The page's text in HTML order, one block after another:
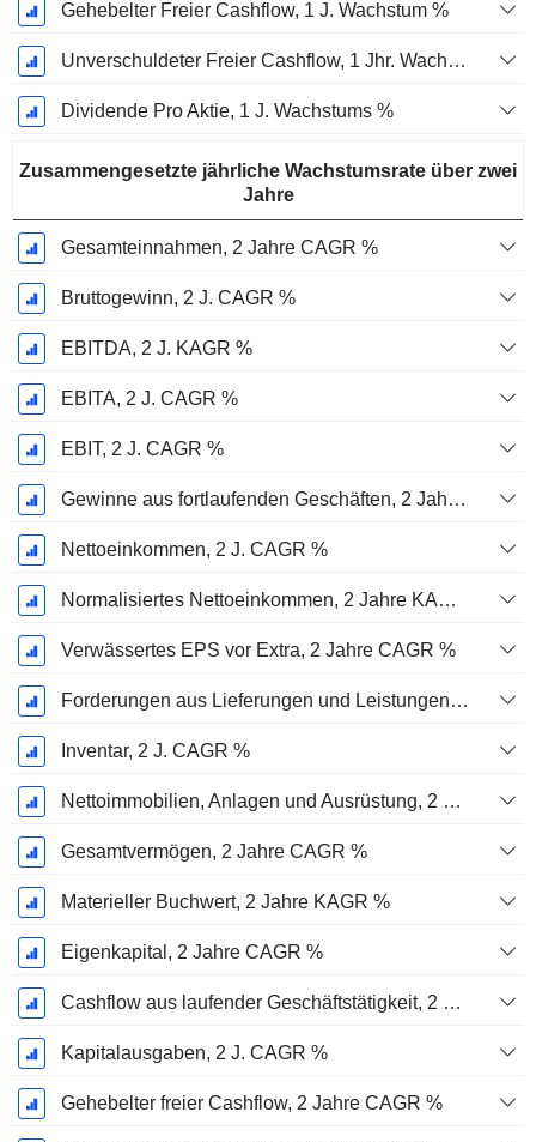
Gehebelter Freier Cashflow, 1 J. Wachstum %
Unverschuldeter Freier Cashflow, 1 Jhr. Wachstum %
Dividende Pro Aktie, 1 J. Wachstums %
Zusammengesetzte jährliche Wachstumsrate über zwei
Jahre
Gesamteinnahmen, 2 Jahre CAGR %
Bruttogewinn, 2 J. CAGR %
EBITDA, 2 J. KAGR %
EBITA, 2 J. CAGR %
EBIT, 2 J. CAGR %
Gewinne aus fortlaufenden Geschäften, 2 Jahre. CAGR %
Nettoeinkommen, 2 J. CAGR %
Normalisiertes Nettoeinkommen, 2 Jahre KAGR %
Verwässertes EPS vor Extra, 2 Jahre CAGR %
Forderungen aus Lieferungen und Leistungen, 2 J. CAGR %
Inventar, 2 J. CAGR %
Nettoimmobilien, Anlagen und Ausrüstung, 2 Jahre. CAGR %
Gesamtvermögen, 2 Jahre CAGR %
Materieller Buchwert, 2 Jahre KAGR %
Eigenkapital, 2 Jahre CAGR %
Cashflow aus laufender Geschäftstätigkeit, 2 Jahre CAGR %
Kapitalausgaben, 2 J. CAGR %
Gehebelter freier Cashflow, 2 Jahre CAGR %